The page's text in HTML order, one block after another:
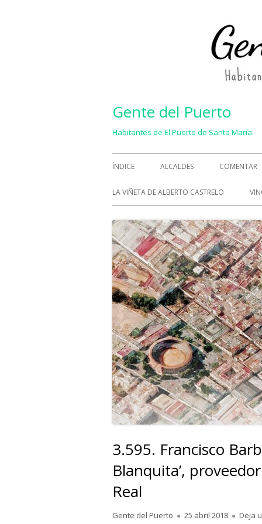
Gente del Puerto
Habitantes de El Puerto de Santa María
Menú
principal
ÍNDICE ALCALDES COMENTAR
LA VIÑETA DE ALBERTO CASTRELO
3.595. Francisco
Blanquita’,
Real
Autor
Gente del Puerto
Publicado
25 abril 2018 Deja